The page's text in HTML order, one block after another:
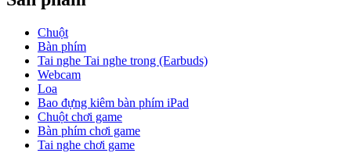
Chuột
Bàn phím
Tai nghe Tai nghe trong (Earbuds)
Webcam
Loa
Bao đựng kiêm bàn phím iPad
Chuột chơi game
Bàn phím chơi game
Tai nghe chơi game